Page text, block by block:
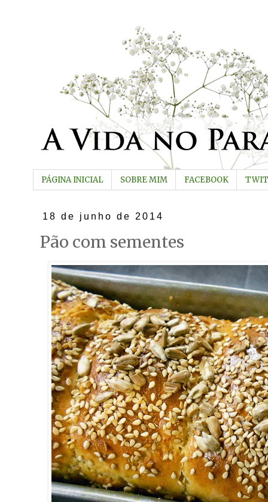
PÁGINA INICIAL SOBRE MIM FACEBOOK
18 de junho de 2014
Pão com sementes